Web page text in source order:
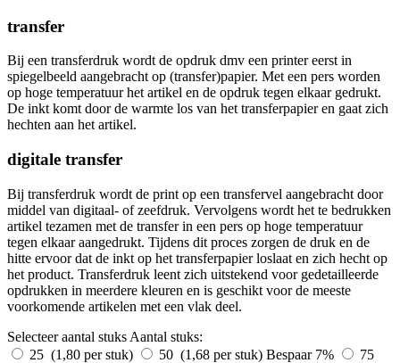
transfer
Bij een transferdruk wordt de opdruk dmv een printer eerst in
spiegelbeeld aangebracht op (transfer)papier. Met een pers worden
op hoge temperatuur het artikel en de opdruk tegen elkaar gedrukt.
De inkt komt door de warmte los van het transferpapier en gaat zich
hechten aan het artikel.
digitale transfer
Bij transferdruk wordt de print op een transfervel aangebracht door
middel van digitaal- of zeefdruk. Vervolgens wordt het te bedrukken
artikel tezamen met de transfer in een pers op hoge temperatuur
tegen elkaar aangedrukt. Tijdens dit proces zorgen de druk en de
hitte ervoor dat de inkt op het transferpapier loslaat en zich hecht op
het product. Transferdruk leent zich uitstekend voor gedetailleerde
opdrukken in meerdere kleuren en is geschikt voor de meeste
voorkomende artikelen met een vlak deel.
Selecteer aantal stuks Aantal stuks:
25 (1,80 per stuk)
50 (1,68 per stuk) Bespaar 7%
75